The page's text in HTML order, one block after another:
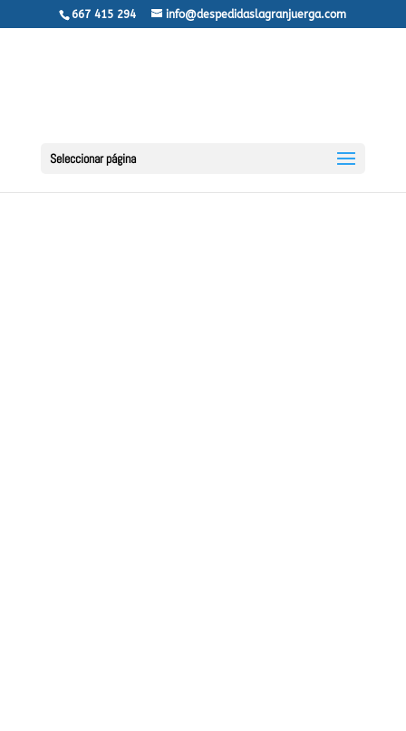
667 415 294 info@despedidaslagranjuerga.com
Seleccionar página